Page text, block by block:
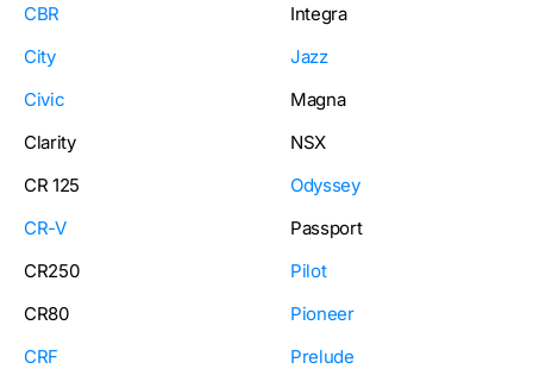
CBR
City
Civic
Clarity
CR 125
CR-V
CR250
CR80
CRF
Integra
Jazz
Magna
NSX
Odyssey
Passport
Pilot
Pioneer
Prelude